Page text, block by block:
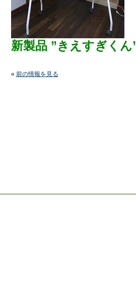
新製品 ”きえすぎくん
« 前の情報を見る